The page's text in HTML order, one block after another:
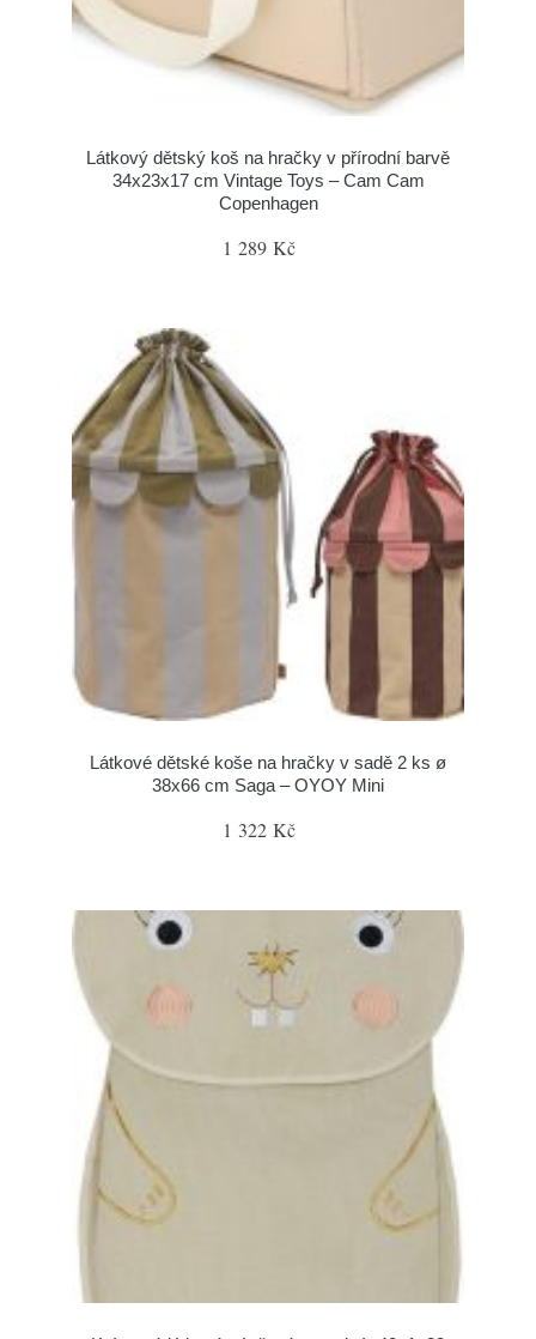
Látkový dětský koš na hračky v přírodní barvě
34x23x17 cm Vintage Toys – Cam Cam
Copenhagen
1 289 Kč
Látkové dětské koše na hračky v sadě 2 ks ø
38x66 cm Saga – OYOY Mini
1 322 Kč